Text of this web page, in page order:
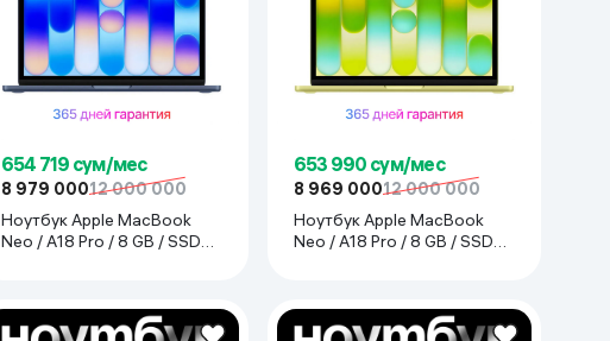
654 719 сум/мес
8 979 00012 000 000
Ноутбук Apple MacBook
Neo / A18 Pro / 8 GB / SSD
653 990 сум/мес
8 969 00012 000 000
Ноутбук Apple MacBook
Neo / A18 Pro / 8 GB / SSD